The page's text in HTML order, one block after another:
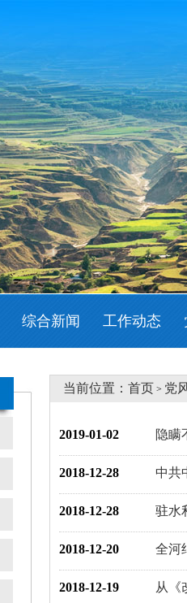
综合新闻 工作动态
当前位置： 首页 > 党
2019-01-02 隐瞒
2018-12-28 中共
2018-12-28 驻水
2018-12-20 全河
2018-12-19 从《